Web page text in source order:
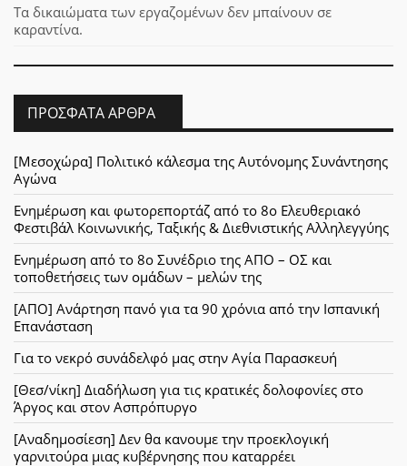
Τα δικαιώματα των εργαζομένων δεν μπαίνουν σε
καραντίνα.
ΠΡΌΣΦΑΤΑ ΆΡΘΡΑ
[Μεσοχώρα] Πολιτικό κάλεσμα της Αυτόνομης Συνάντησης
Αγώνα
Ενημέρωση και φωτορεπορτάζ από το 8ο Ελευθεριακό
Φεστιβάλ Κοινωνικής, Ταξικής & Διεθνιστικής Αλληλεγγύης
Ενημέρωση από το 8ο Συνέδριο της ΑΠΟ – ΟΣ και
τοποθετήσεις των ομάδων – μελών της
[ΑΠΟ] Ανάρτηση πανό για τα 90 χρόνια από την Ισπανική
Επανάσταση
Για το νεκρό συνάδελφό μας στην Αγία Παρασκευή
[Θεσ/νίκη] Διαδήλωση για τις κρατικές δολοφονίες στο
Άργος και στον Ασπρόπυργο
[Αναδημοσίεση] Δεν θα κανουμε την προεκλογική
γαρνιτούρα μιας κυβέρνησης που καταρρέει